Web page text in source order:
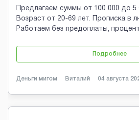
Предлагаем суммы от 100 000 до 5
Возраст от 20-69 лет. Прописка в
Работаем без предоплаты,
Подробнее
Деньги мигом Виталий 04 августа